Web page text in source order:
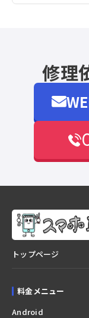
修理
トップページ
料金メニュー
Android